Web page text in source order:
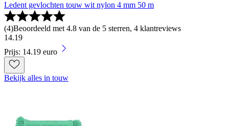
Ledent gevlochten touw wit nylon 4 mm 50 m
(4)Beoordeeld met 4.8 van de 5 sterren, 4 klantreviews
14.19
Prijs: 14.19 euro
Bekijk alles in touw